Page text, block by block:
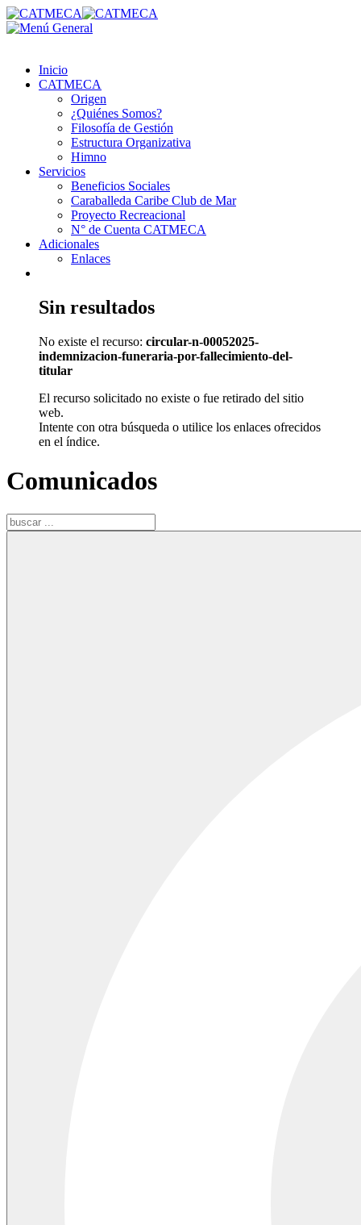
Inicio
CATMECA
Origen
¿Quiénes Somos?
Filosofía de Gestión
Estructura Organizativa
Himno
Servicios
Beneficios Sociales
Caraballeda Caribe Club de Mar
Proyecto Recreacional
N° de Cuenta CATMECA
Adicionales
Enlaces
Sin resultados
No existe el recurso: circular-n-00052025-
indemnizacion-funeraria-por-fallecimiento-del-
titular
El recurso solicitado no existe o fue retirado del sitio
web.
Intente con otra búsqueda o utilice los enlaces ofrecidos
en el índice.
Comunicados